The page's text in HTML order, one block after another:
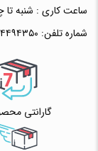
ساعت کاری : شنبه تا چهارشنبه ۱۰ الی
شماره تلفن:
گارانتی